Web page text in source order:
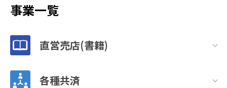
事業一覧
直営売店(書籍)
各種共済